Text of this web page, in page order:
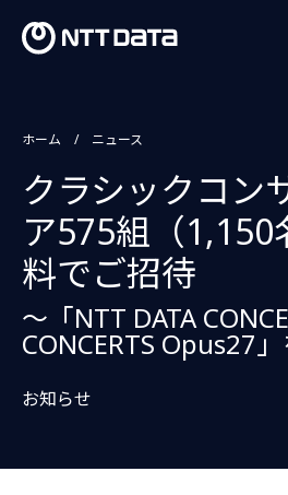
ホーム ニュース
クラシックコン
ア575組（1,150
料でご招待
～「NTT DATA
CONCERTS Opus27
お知らせ